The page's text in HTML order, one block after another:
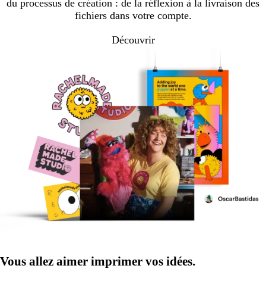
du processus de création : de la réflexion à la livraison des
fichiers dans votre compte.
Découvrir
Vous allez aimer imprimer vos idées.